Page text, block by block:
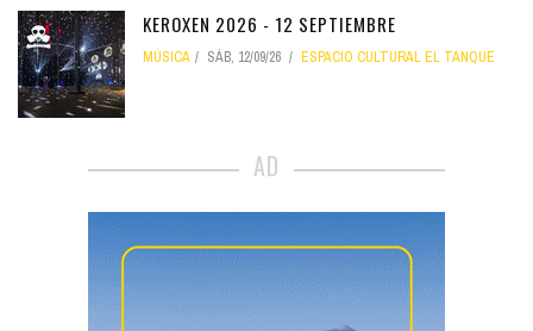
KEROXEN 2026 - 12 SEPTIEMBRE
MÚSICA SÁB, 12/09/26 ESPACIO CULTURAL EL TANQUE
AD